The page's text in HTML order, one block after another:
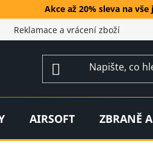
Akce až 20% sleva na vše
Reklamace a vrácení zboží
AIRSOFT ZBRANĚ